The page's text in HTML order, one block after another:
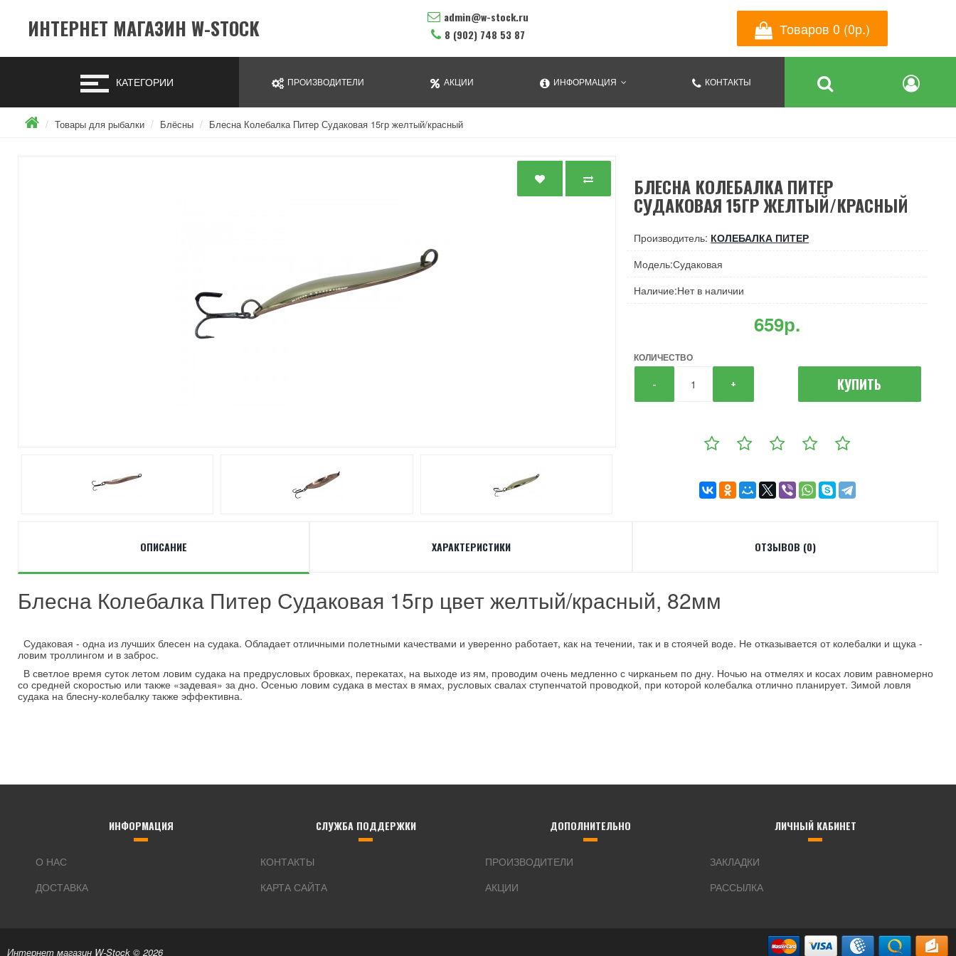
ИНТЕРНЕТ МАГАЗИН W-STOCK
admin@w-stock.ru
8 (902) 748 53 87
Товаров 0 (0р.)
КАТЕГОРИИ ПРОИЗВОДИТЕЛИ АКЦИИ ИНФОРМАЦИЯ КОНТАКТЫ
Товары для рыбалки Блёсны Блесна Колебалка Питер Судаковая 15гр желтый/красный
БЛЕСНА КОЛЕБАЛКА ПИТЕР
СУДАКОВАЯ 15ГР ЖЕЛТЫЙ/КРАСНЫЙ
Производитель: КОЛЕБАЛКА ПИТЕР
Модель:Судаковая
Наличие:Нет в наличии
659р.
КОЛИЧЕСТВО
- + КУПИТЬ
ОПИСАНИЕ ХАРАКТЕРИСТИКИ ОТЗЫВОВ (0)
Блесна Колебалка Питер Судаковая 15гр цвет желтый/красный, 82мм
Судаковая - одна из лучших блесен на судака. Обладает отличными полетными качествами и уверенно работает, как на течении, так и в стоячей воде. Не отказывается от колебалки и щука -
ловим троллингом и в заброс.
В светлое время суток летом ловим судака на предрусловых бровках, перекатах, на выходе из ям, проводим очень медленно с чирканьем по дну. Ночью на отмелях и косах ловим равномерно
со средней скоростью или также «задевая» за дно. Осенью ловим судака в местах в ямах, русловых свалах ступенчатой проводкой, при которой колебалка отлично планирует. Зимой ловля
судака на блесну-колебалку также эффективна.
ИНФОРМАЦИЯ
О НАС
ДОСТАВКА
СЛУЖБА ПОДДЕРЖКИ
КОНТАКТЫ
КАРТА САЙТА
ДОПОЛНИТЕЛЬНО
ПРОИЗВОДИТЕЛИ
АКЦИИ
ЛИЧНЫЙ КАБИНЕТ
ЗАКЛАДКИ
РАССЫЛКА
Интернет магазин W-Stock © 2026